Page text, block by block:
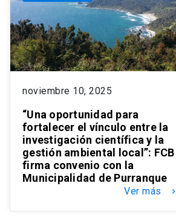
noviembre 10, 2025
“Una oportunidad para
fortalecer el vínculo entre la
investigación científica y la
gestión ambiental local”: FCB
firma convenio con la
Municipalidad de Purranque
Ver más keyboard_arrow_right